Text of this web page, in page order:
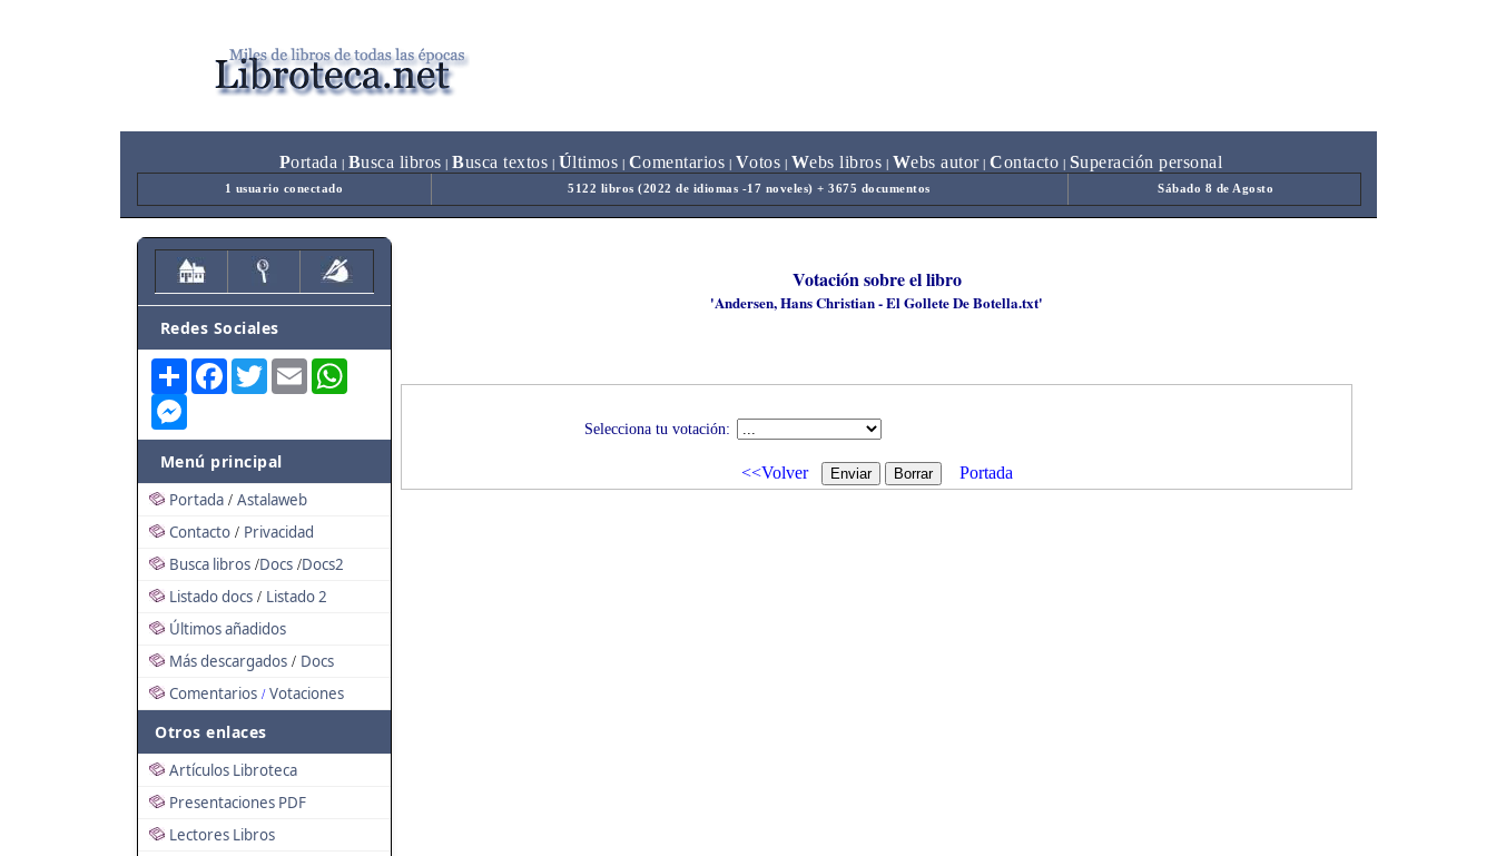
Portada Busca libros Busca textos Últimos Comentarios Votos Webs libros Webs autor| Contacto Superación personal
1 usuario conectado 5122 libros (2022 de idiomas -17 noveles) + 3675 documentos Sábado 8 de Agosto
Redes Sociales
Share FacebookTwitterEmail
Menú principal
Portada / Astalaweb
Contacto / Privacidad
Busca libros /Docs /Docs2
Listado docs / Listado 2
Últimos añadidos
Más descargados / Docs
Comentarios / Votaciones
Otros enlaces
Artículos Libroteca
Presentaciones PDF
Lectores Libros
Votación sobre el libro
'Andersen, Hans Christian - El Gollete De Botella.txt'
Selecciona tu votación:
<<Volver Portada